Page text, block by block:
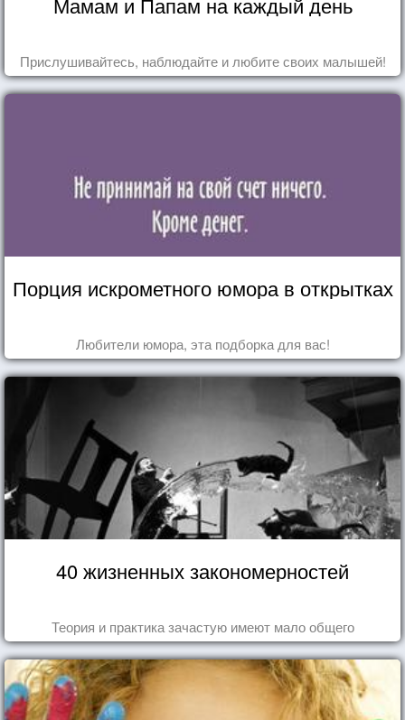
Прислушивайтесь, наблюдайте и любите своих малышей!
Порция искрометного юмора в открытках
Любители юмора, эта подборка для вас!
40 жизненных закономерностей
Теория и практика зачастую имеют мало общего